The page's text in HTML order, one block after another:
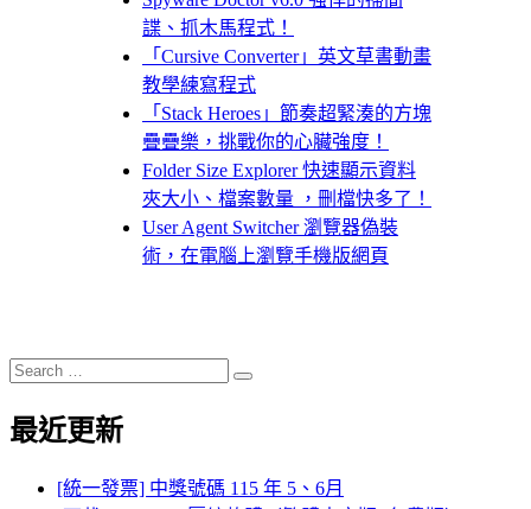
諜、抓木馬程式！
「Cursive Converter」英文草書動畫
教學練寫程式
「Stack Heroes」節奏超緊湊的方塊
疊疊樂，挑戰你的心臟強度！
Folder Size Explorer 快速顯示資料
夾大小、檔案數量 ，刪檔快多了！
User Agent Switcher 瀏覽器偽裝
術，在電腦上瀏覽手機版網頁
Search
for:
Search
最近更新
[統一發票] 中獎號碼 115 年 5、6月